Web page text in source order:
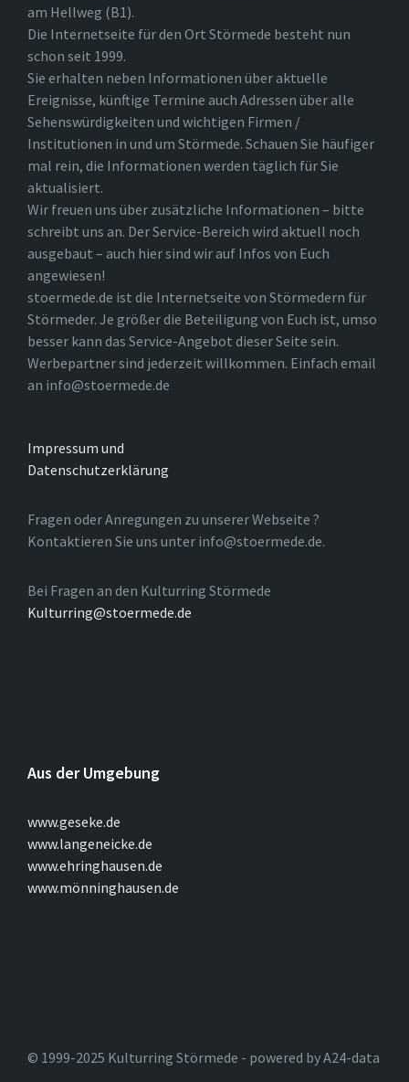
am Hellweg (B1).
Die Internetseite für den Ort Störmede besteht nun
schon seit 1999.
Sie erhalten neben Informationen über aktuelle
Ereignisse, künftige Termine auch Adressen über alle
Sehenswürdigkeiten und wichtigen Firmen /
Institutionen in und um Störmede. Schauen Sie häufiger
mal rein, die Informationen werden täglich für Sie
aktualisiert.
Wir freuen uns über zusätzliche Informationen – bitte
schreibt uns an. Der Service-Bereich wird aktuell noch
ausgebaut – auch hier sind wir auf Infos von Euch
angewiesen!
stoermede.de ist die Internetseite von Störmedern für
Störmeder. Je größer die Beteiligung von Euch ist, umso
besser kann das Service-Angebot dieser Seite sein.
Werbepartner sind jederzeit willkommen. Einfach email
an info@stoermede.de
Impressum und
Datenschutzerklärung
Fragen oder Anregungen zu unserer Webseite ?
Kontaktieren Sie uns unter info@stoermede.de.
Bei Fragen an den Kulturring Störmede
Kulturring@stoermede.de
Aus der Umgebung
www.geseke.de
www.langeneicke.de
www.ehringhausen.de
www.mönninghausen.de
© 1999-2025 Kulturring Störmede - powered by A24-data